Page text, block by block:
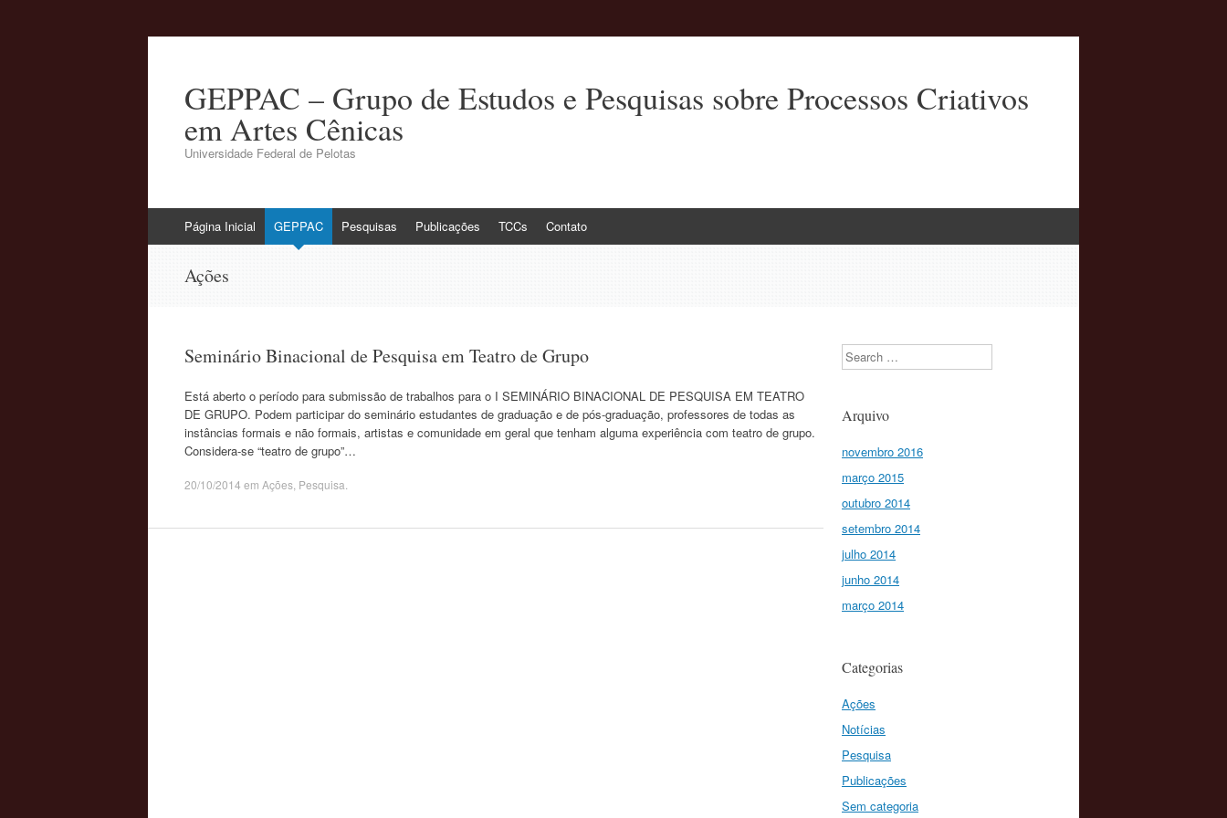
GEPPAC – Grupo de Estudos e Pesquisas sobre Processos Criativos
em Artes Cênicas
Universidade Federal de Pelotas
para
conteúdo
Página Inicial GEPPAC Pesquisas Publicações TCCs Contato
Ações
Seminário Binacional de Pesquisa em Teatro de Grupo
Está aberto o período para submissão de trabalhos para o I SEMINÁRIO BINACIONAL DE PESQUISA EM TEATRO
DE GRUPO. Podem participar do seminário estudantes de graduação e de pós-graduação, professores de todas as
instâncias formais e não formais, artistas e comunidade em geral que tenham alguma experiência com teatro de grupo.
Considera-se “teatro de grupo”…
20/10/2014 em Ações Pesquisa
Search
Arquivo
novembro 2016
março 2015
outubro 2014
setembro 2014
julho 2014
junho 2014
março 2014
Categorias
Ações
Notícias
Pesquisa
Publicações
Sem categoria